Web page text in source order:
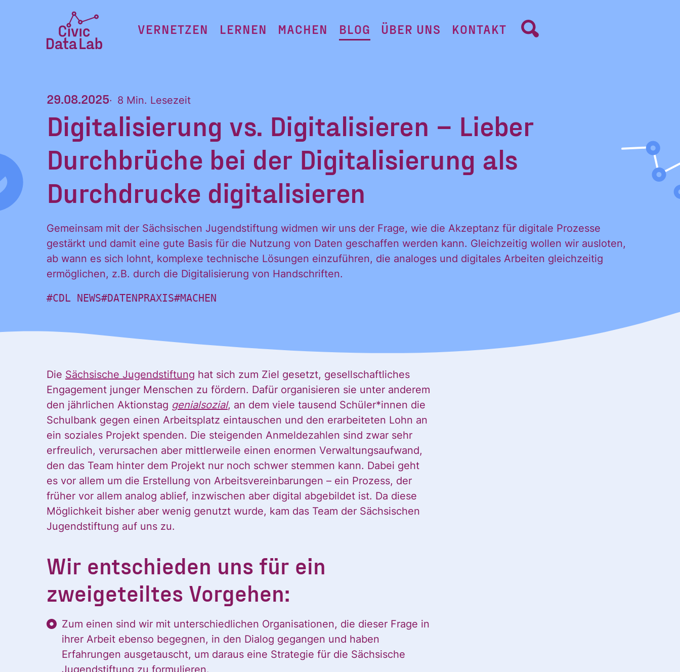
Startseite
VERNETZEN LERNEN MACHEN BLOG ÜBER UNS KONTAKT
29.08.2025 8 Min. Lesezeit
Digitalisierung vs. Digitalisieren – Lieber
Durchbrüche bei der Digitalisierung als
Durchdrucke digitalisieren
Gemeinsam mit der Sächsischen Jugendstiftung widmen wir uns der Frage, wie die Akzeptanz für digitale Prozesse
gestärkt und damit eine gute Basis für die Nutzung von Daten geschaffen werden kann. Gleichzeitig wollen wir ausloten,
ab wann es sich lohnt, komplexe technische Lösungen einzuführen, die analoges und digitales Arbeiten gleichzeitig
ermöglichen, z.B. durch die Digitalisierung von Handschriften.
#CDL NEWS#DATENPRAXIS#MACHEN
Die Sächsische Jugendstiftung hat sich zum Ziel gesetzt, gesellschaftliches
Engagement junger Menschen zu fördern. Dafür organisieren sie unter anderem
den jährlichen Aktionstag genialsozial, an dem viele tausend Schüler*innen die
Schulbank gegen einen Arbeitsplatz eintauschen und den erarbeiteten Lohn an
ein soziales Projekt spenden. Die steigenden Anmeldezahlen sind zwar sehr
erfreulich, verursachen aber mittlerweile einen enormen Verwaltungsaufwand,
den das Team hinter dem Projekt nur noch schwer stemmen kann. Dabei geht
es vor allem um die Erstellung von Arbeitsvereinbarungen – ein Prozess, der
früher vor allem analog ablief, inzwischen aber digital abgebildet ist. Da diese
Möglichkeit bisher aber wenig genutzt wurde, kam das Team der Sächsischen
Jugendstiftung auf uns zu.
Wir entschieden uns für ein
zweigeteiltes Vorgehen:
Zum einen sind wir mit unterschiedlichen Organisationen, die dieser Frage in
ihrer Arbeit ebenso begegnen, in den Dialog gegangen und haben
Erfahrungen ausgetauscht, um daraus eine Strategie für die Sächsische
Jugendstiftung zu formulieren.